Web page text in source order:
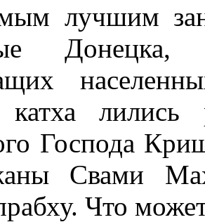
лучшим
лились
Господа
Свами
Что